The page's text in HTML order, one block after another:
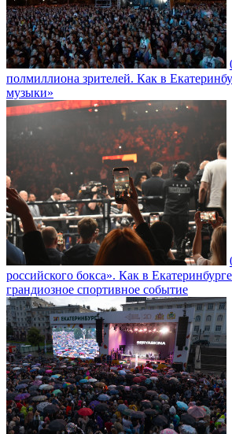
полмиллиона зрителей. Как в
музыки»
российского бокса». Как в
грандиозное спортивное событие